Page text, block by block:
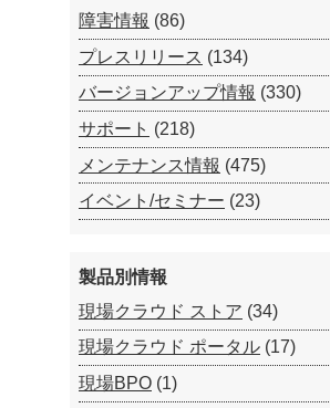
障害情報 (86)
プレスリリース (134)
バージョンアップ情報 (330)
サポート (218)
メンテナンス情報 (475)
イベント/セミナー (23)
製品別情報
現場クラウド ストア (34)
現場クラウド ポータル (17)
現場BPO (1)